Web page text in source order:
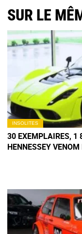
SUR LE
INSOLITES
30 EXEMPLAIRES, 1
HENNESSEY